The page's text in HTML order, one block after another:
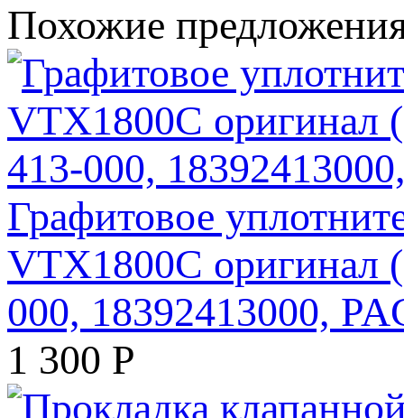
Похожие
Графитовое
VTX1800C оригинал
000, 18392413000,
1 300 Р